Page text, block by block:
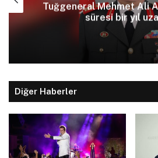
Tuğgeneral Mehmet Ali
süresi bir yıl
Diğer Haberler